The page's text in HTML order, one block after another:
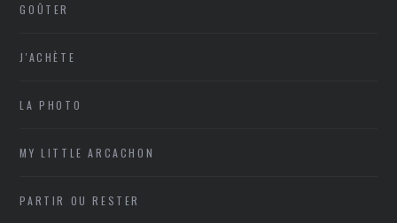
GOÛTER
J'ACHÈTE
LA PHOTO
MY LITTLE ARCACHON
PARTIR OU RESTER